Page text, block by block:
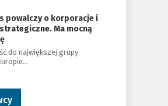
powalczy o korporacje i
Ma mocną
do największej grupy